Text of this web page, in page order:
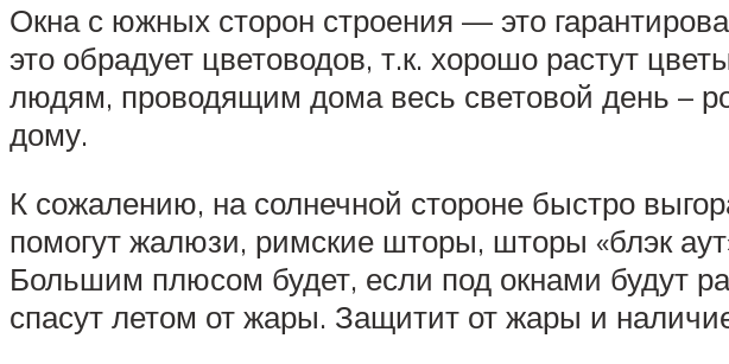
Окна с южных сторон строения — это
это обрадует цветоводов, т.к. хорошо растут
людям, проводящим дома весь световой день –
дому.
К сожалению, на солнечной стороне быстро
помогут жалюзи, римские шторы, шторы «блэк
Большим плюсом будет, если под окнами будут
спасут летом от жары. Защитит от жары и